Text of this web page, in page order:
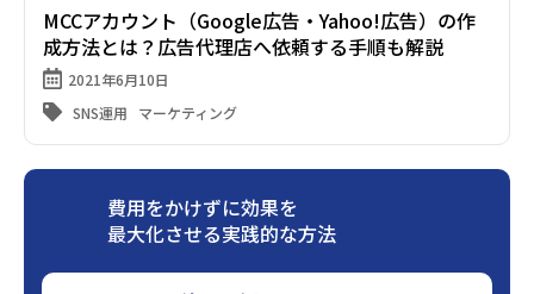
MCCアカウント（Google広告・Yahoo!広告）の作
成方法とは？広告代理店へ依頼する手順も解説
2021年6月10日
SNS運用
マーケティング
費用をかけずに効果を
最大化させる実践的な方法